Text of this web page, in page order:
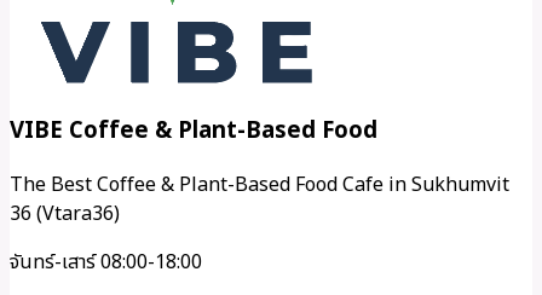
VIBE Coffee & Plant-Based Food
The Best Coffee & Plant-Based Food Cafe in Sukhumvit
36 (Vtara36)
จันทร์-เสาร์ 08:00-18:00